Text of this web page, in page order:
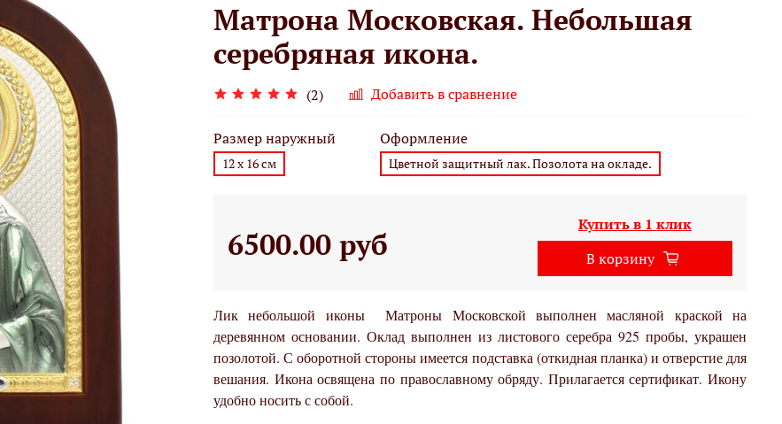
Матрона Московская. Небольшая
серебряная икона.
(2) Добавить в сравнение
Размер наружный
12 х 16 см
Оформление
Цветной защитный лак. Позолота на окладе.
6500.00 руб
Купить в 1 клик
В корзину
Лик небольшой иконы Матроны Московской выполнен масляной краской на
деревянном основании. Оклад выполнен из листового серебра 925 пробы, украшен
позолотой. С оборотной стороны имеется подставка (откидная планка) и отверстие для
вешания. Икона освящена по православному обряду. Прилагается сертификат. Икону
удобно носить с собой.